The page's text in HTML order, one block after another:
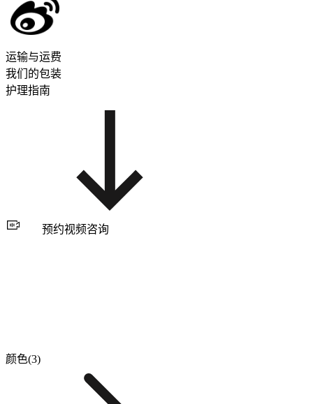
运输与运费
我们的包装
护理指南
预约视频咨询
颜色(3)